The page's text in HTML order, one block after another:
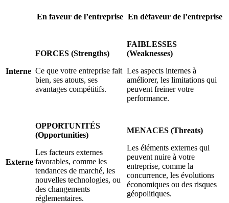
En faveur de l’entreprise En défaveur de l’entreprise
Interne
FORCES (Strengths)
Ce que votre entreprise fait
bien, ses atouts, ses
avantages compétitifs.
FAIBLESSES
(Weaknesses)
Les aspects internes à
améliorer, les limitations qui
peuvent freiner votre
performance.
Externe
OPPORTUNITÉS
(Opportunities)
Les facteurs externes
favorables, comme les
tendances de marché, les
nouvelles technologies, ou
des changements
réglementaires.
MENACES (Threats)
Les éléments externes qui
peuvent nuire à votre
entreprise, comme la
concurrence, les évolutions
économiques ou des risques
géopolitiques.